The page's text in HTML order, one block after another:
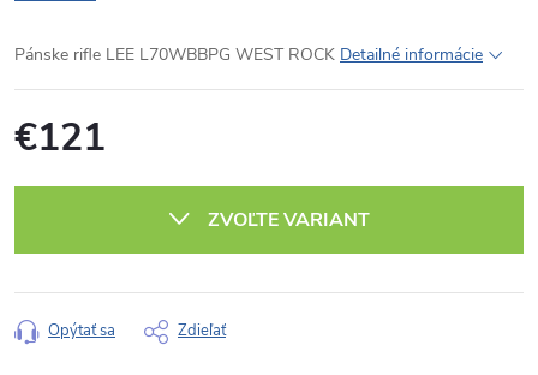
Pánske rifle LEE L70WBBPG WEST ROCK Detailné informácie
€121
ZVOĽTE VARIANT
Opýtať sa Zdieľať